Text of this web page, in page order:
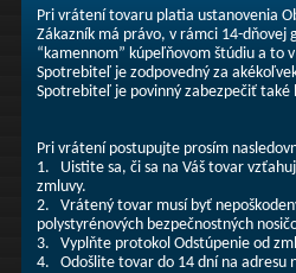
Pri vrátení tovaru platia ustanovenia
Zákazník má právo, v rámci 14-dňovej
“kamennom” kúpeľňovom štúdiu a to
Spotrebiteľ je zodpovedný za
Spotrebiteľ je povinný zabezpečiť také
Pri vrátení postupujte prosím
1. Uistite sa, či sa na Váš tovar
zmluvy.
2. Vrátený tovar musí byť
polystyrénových bezpečnostných
3. Vyplňte protokol Odstúpenie od
4. Odošlite tovar do 14 dní na adresu